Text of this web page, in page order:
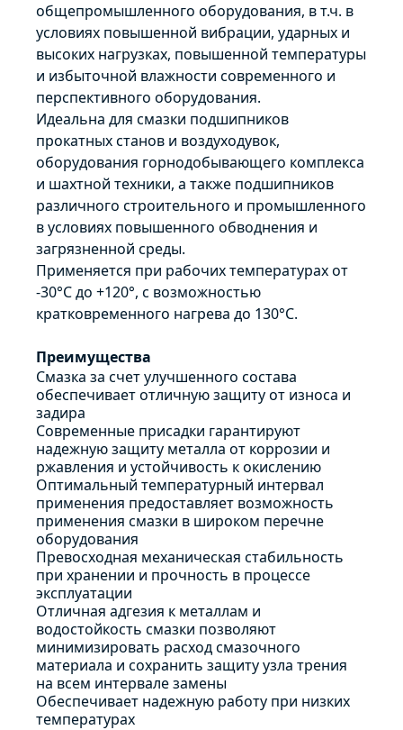
общепромышленного оборудования, в т.ч. в
условиях повышенной вибрации, ударных и
высоких нагрузках, повышенной температуры
и избыточной влажности современного и
перспективного оборудования.
Идеальна для смазки подшипников
прокатных станов и воздуходувок,
оборудования горнодобывающего комплекса
и шахтной техники, а также подшипников
различного строительного и промышленного
в условиях повышенного обводнения и
загрязненной среды.
Применяется при рабочих температурах от
-30°C до +120°, с возможностью
кратковременного нагрева до 130°С.
Преимущества
Смазка за счет улучшенного состава
обеспечивает отличную защиту от износа и
задира
Современные присадки гарантируют
надежную защиту металла от коррозии и
ржавления и устойчивость к окислению
Оптимальный температурный интервал
применения предоставляет возможность
применения смазки в широком перечне
оборудования
Превосходная механическая стабильность
при хранении и прочность в процессе
эксплуатации
Отличная адгезия к металлам и
водостойкость смазки позволяют
минимизировать расход смазочного
материала и сохранить защиту узла трения
на всем интервале замены
Обеспечивает надежную работу при низких
температурах